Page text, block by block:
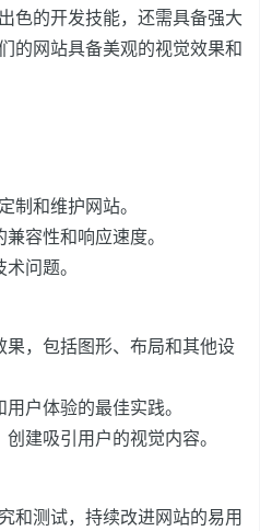
色的开发技能，还需具备强大
的网站具备美观的视觉效果和
制和维护网站。
容性和响应速度。
问题。
，包括图形、布局和其他设
户体验的最佳实践。
建吸引用户的视觉内容。
和测试，持续改进网站的易用